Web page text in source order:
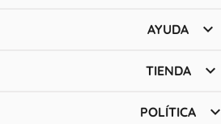
AYUDA 
TIENDA 
POLÍTICA 